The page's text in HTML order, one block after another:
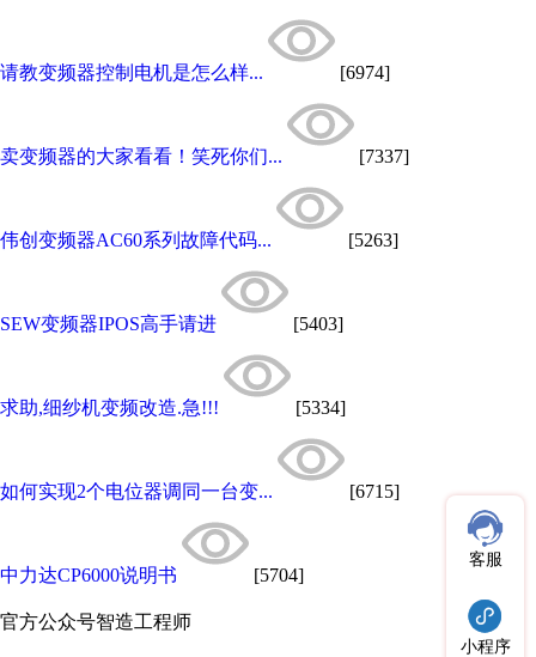
请教变频器控制电机是怎么样... [6974]
卖变频器的大家看看！笑死你们... [7337]
伟创变频器AC60系列故障代码... [5263]
SEW变频器IPOS高手请进 [5403]
求助,细纱机变频改造.急!!! [5334]
如何实现2个电位器调同一台变... [6715]
中力达CP6000说明书 [5704]
官方公众号智造工程师
客服
小程序